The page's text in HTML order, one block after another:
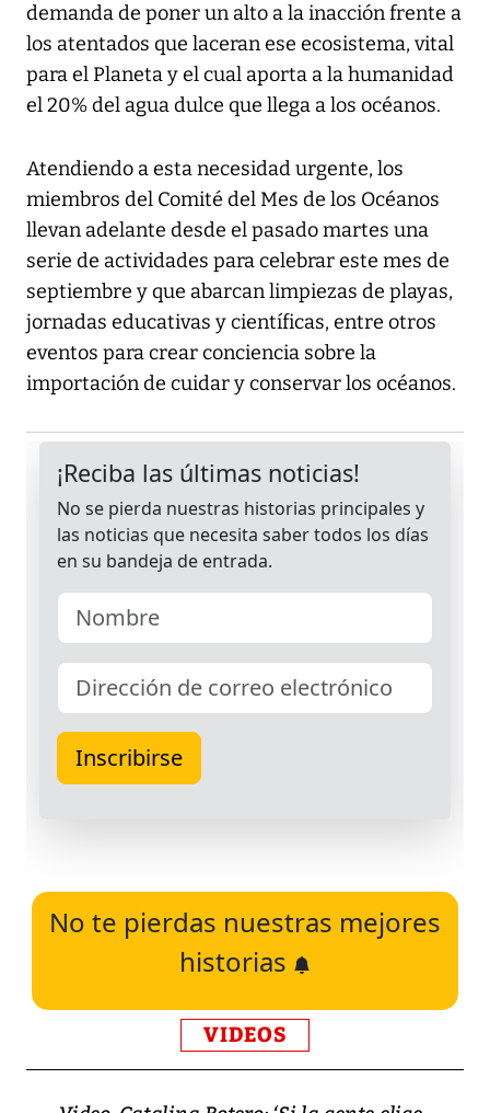
demanda de poner un alto a la inacción frente a
los atentados que laceran ese ecosistema, vital
para el Planeta y el cual aporta a la humanidad
el 20% del agua dulce que llega a los océanos.
Atendiendo a esta necesidad urgente, los
miembros del Comité del Mes de los Océanos
llevan adelante desde el pasado martes una
serie de actividades para celebrar este mes de
septiembre y que abarcan limpiezas de playas,
jornadas educativas y científicas, entre otros
eventos para crear conciencia sobre la
importación de cuidar y conservar los océanos.
No te pierdas nuestras mejores
historias
VIDEOS